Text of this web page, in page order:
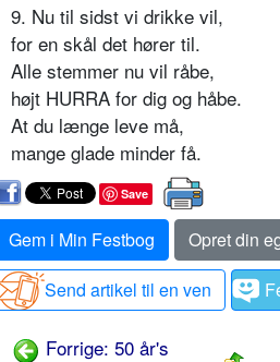
9. Nu til sidst vi drikke vil,
for en skål det hører til.
Alle stemmer nu vil råbe,
højt HURRA for dig og håbe.
At du længe leve må,
mange glade minder få.
Save
Gem i Min Festbog
Opret din
Send artikel til en ven
Forrige: 50 år's